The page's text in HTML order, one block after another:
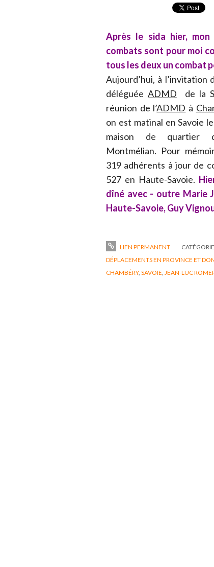
Après le sida hier, mon
combats sont pour moi
tous les deux un combat
Aujourd’hui, à l’invitation
déléguée ADMD de la
réunion de l’ADMD à
on est matinal en Savoie
maison de quartier
Montmélian. Pour
319 adhérents à jour de
527 en Haute-Savoie.
dîné avec - outre Marie
Haute-Savoie, Guy
LIEN PERMANENT
DÉPLACEMENTS EN PROVINCE ET
CHAMBÉRY, SAVOIE JEAN-LUC